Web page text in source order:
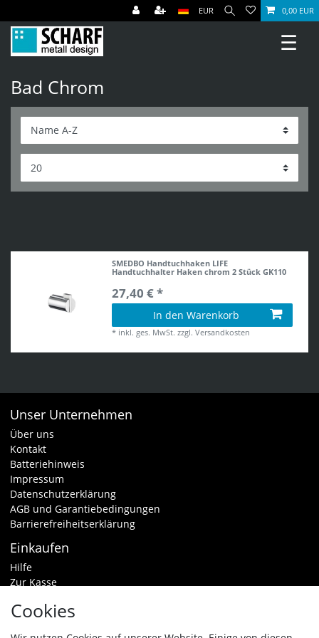
EUR 0,00 EUR
☰
Bad Chrom
SMEDBO Handtuchhaken LIFE
Handtuchhalter Haken chrom 2 Stück GK110
27,40 € *
In den Warenkorb
* inkl. ges. MwSt. zzgl.Versandkosten
Unser Unternehmen
Über uns
Kontakt
Batteriehinweis
Impressum
Datenschutzerklärung
AGB und Garantiebedingungen
Barrierefreiheitserklärung
Einkaufen
Hilfe
Zur Kasse
Zahlungsarten & Versand
Cookies